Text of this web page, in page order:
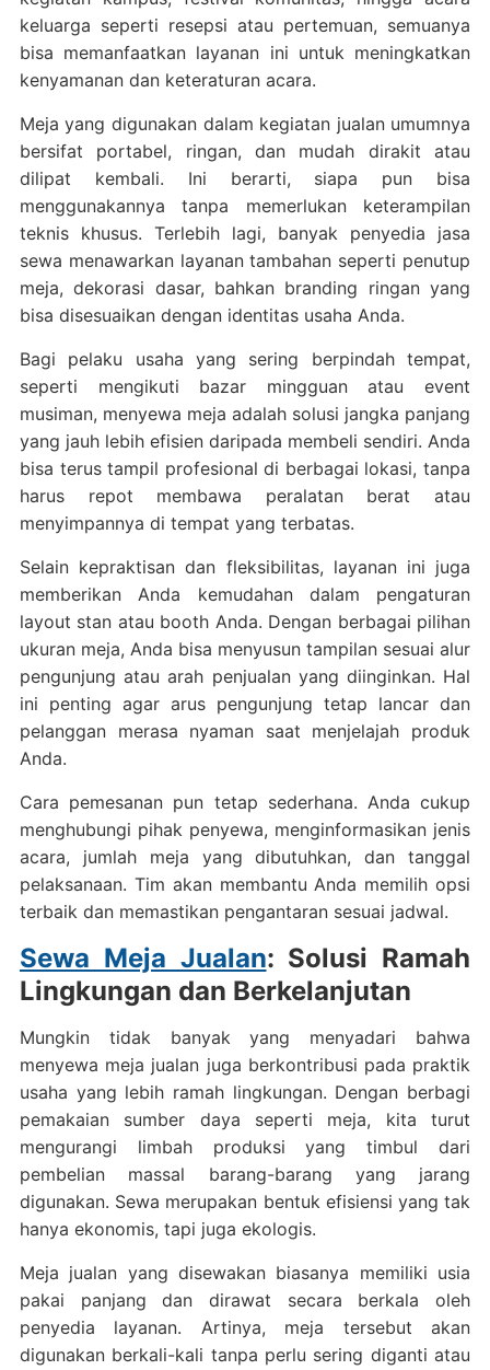
keluarga seperti resepsi atau pertemuan, semuanya
bisa memanfaatkan layanan ini untuk meningkatkan
kenyamanan dan keteraturan acara.
Meja yang digunakan dalam kegiatan jualan umumnya
bersifat portabel, ringan, dan mudah dirakit atau
dilipat kembali. Ini berarti, siapa pun bisa
menggunakannya tanpa memerlukan keterampilan
teknis khusus. Terlebih lagi, banyak penyedia jasa
sewa menawarkan layanan tambahan seperti penutup
meja, dekorasi dasar, bahkan branding ringan yang
bisa disesuaikan dengan identitas usaha Anda.
Bagi pelaku usaha yang sering berpindah tempat,
seperti mengikuti bazar mingguan atau event
musiman, menyewa meja adalah solusi jangka panjang
yang jauh lebih efisien daripada membeli sendiri. Anda
bisa terus tampil profesional di berbagai lokasi, tanpa
harus repot membawa peralatan berat atau
menyimpannya di tempat yang terbatas.
Selain kepraktisan dan fleksibilitas, layanan ini juga
memberikan Anda kemudahan dalam pengaturan
layout stan atau booth Anda. Dengan berbagai pilihan
ukuran meja, Anda bisa menyusun tampilan sesuai alur
pengunjung atau arah penjualan yang diinginkan. Hal
ini penting agar arus pengunjung tetap lancar dan
pelanggan merasa nyaman saat menjelajah produk
Anda.
Cara pemesanan pun tetap sederhana. Anda cukup
menghubungi pihak penyewa, menginformasikan jenis
acara, jumlah meja yang dibutuhkan, dan tanggal
pelaksanaan. Tim akan membantu Anda memilih opsi
terbaik dan memastikan pengantaran sesuai jadwal.
Sewa Meja Jualan: Solusi Ramah
Lingkungan dan Berkelanjutan
Mungkin tidak banyak yang menyadari bahwa
menyewa meja jualan juga berkontribusi pada praktik
usaha yang lebih ramah lingkungan. Dengan berbagi
pemakaian sumber daya seperti meja, kita turut
mengurangi limbah produksi yang timbul dari
pembelian massal barang-barang yang jarang
digunakan. Sewa merupakan bentuk efisiensi yang tak
hanya ekonomis, tapi juga ekologis.
Meja jualan yang disewakan biasanya memiliki usia
pakai panjang dan dirawat secara berkala oleh
penyedia layanan. Artinya, meja tersebut akan
digunakan berkali-kali tanpa perlu sering diganti atau